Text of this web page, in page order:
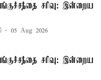
சரிவு: இன்றைய
05 Aug 2026
சரிவு: இன்றைய